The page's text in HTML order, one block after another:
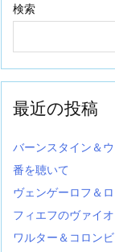
検索
最近の投稿
バーンスタイン＆
番を聴いて
ヴェンゲーロフ＆
フィエフのヴァイ
ワルター＆コロン